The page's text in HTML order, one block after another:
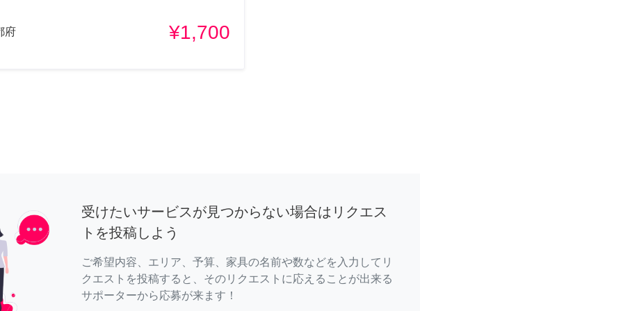
府 ¥1,700
受けたいサービスが見つからない場合はリクエス
トを投稿しよう
ご希望内容、エリア、予算、家具の名前や数などを入力してリ
クエストを投稿すると、そのリクエストに応えることが出来る
サポーターから応募が来ます！